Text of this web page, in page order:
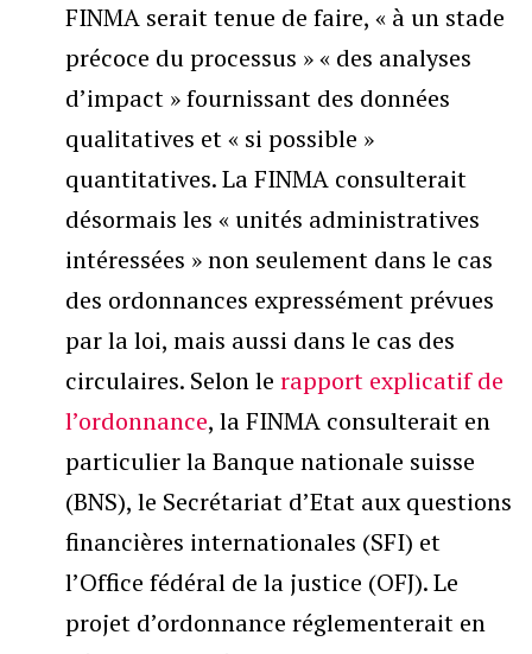
FINMA serait tenue de faire, « à un stade
précoce du processus » « des analyses
d’impact » fournissant des données
qualitatives et « si possible »
quantitatives. La FINMA consulterait
désormais les « unités administratives
intéressées » non seulement dans le cas
des ordonnances expressément prévues
par la loi, mais aussi dans le cas des
circulaires. Selon le rapport explicatif de
l’ordonnance, la FINMA consulterait en
particulier la Banque nationale suisse
(BNS), le Secrétariat d’Etat aux questions
financières internationales (SFI) et
l’Office fédéral de la justice (OFJ). Le
projet d’ordonnance réglementerait en